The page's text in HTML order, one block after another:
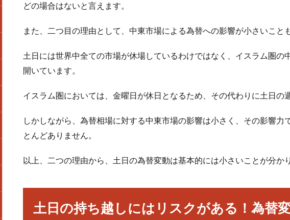
どの場合はないと言えます。
また、二つ目の理由として、中東市場による為替への影響が小さいこと
土日には世界中全ての市場が休場しているわけではなく、イスラム圏の
開いています。
イスラム圏においては、金曜日が休日となるため、その代わりに土日の
しかしながら、為替相場に対する中東市場の影響は小さく、その影響力
とんどありません。
以上、二つの理由から、土日の為替変動は基本的には小さいことが分か
土日の持ち越しにはリスクがある！為替